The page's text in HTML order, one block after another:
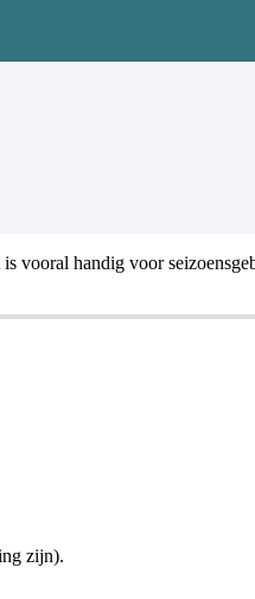
is vooral handig voor
zijn).